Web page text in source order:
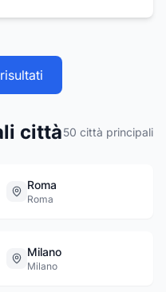
Questo permette ai
città50 città principali
Roma
Roma
Milano
Milano